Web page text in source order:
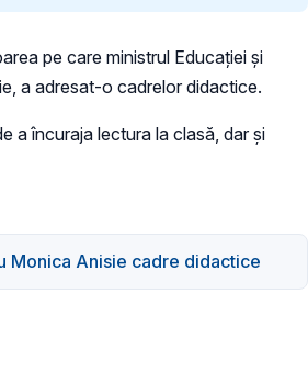
pe care ministrul Educației și
a adresat-o cadrelor didactice.
a încuraja lectura la clasă, dar și
Monica Anisie cadre didactice